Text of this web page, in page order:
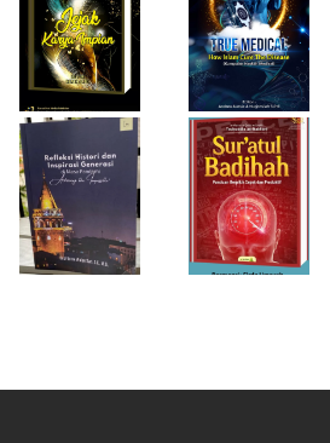
dan Inspirasi
Generasi di Masa
Pandemi
“Achieving the
Impossible”
Sur'atul Badihah,
Panduan Berpikir
Cepat dan
Produktif